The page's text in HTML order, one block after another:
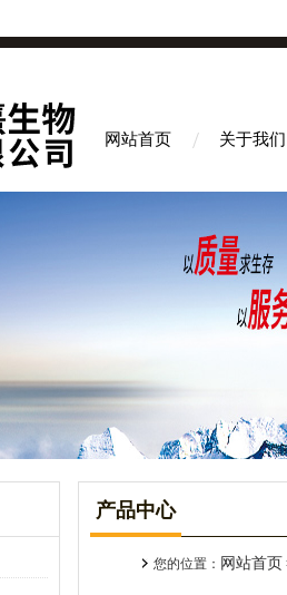
网站首页 关于我们
产品中心
您的位置： 网站首页